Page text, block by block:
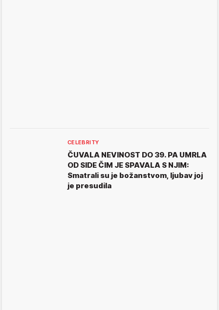
CELEBRITY
ČUVALA NEVINOST DO 39. PA UMRLA
OD SIDE ČIM JE SPAVALA S NJIM:
Smatrali su je božanstvom, ljubav joj
je presudila